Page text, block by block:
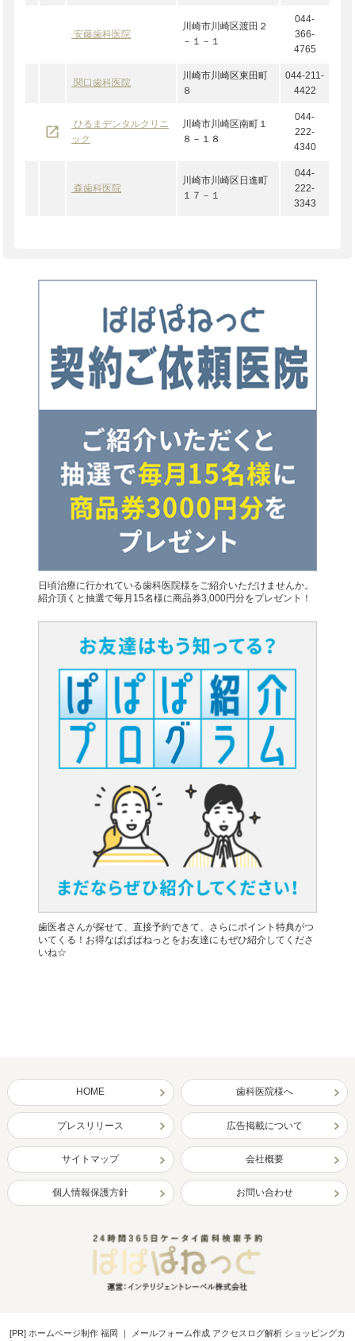
安藤歯科医院
川崎市川崎区渡田２
－１－１
044-
366-
4765
関口歯科医院
川崎市川崎区東田町
８
044-211-
4422
launch
ひるまデンタルクリニ
ック
川崎市川崎区南町１
８－１８
044-
222-
4340
森歯科医院
川崎市川崎区日進町
１７－１
044-
222-
3343
日頃治療に行かれている歯科医院様をご紹介いただけませんか。
紹介頂くと抽選で毎月15名様に商品券3,000円分をプレゼント！
歯医者さんが探せて、直接予約できて、さらにポイント特典がつ
いてくる！お得なぱぱぱねっとをお友達にもぜひ紹介してくださ
いね☆
HOME 歯科医院様へ
プレスリリース 広告掲載について
サイトマップ 会社概要
個人情報保護方針 お問い合わせ
[PR] ホームページ制作 福岡 メールフォーム作成 アクセスログ解析 ショッピングカ